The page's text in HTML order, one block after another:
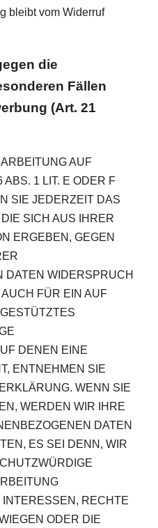
bleibt vom Widerruf
die
Fällen
(Art. 21
AUF
ABS. 1 LIT. E ODER F
SIE JEDERZEIT DAS
SICH AUS IHRER
ERGEBEN, GEGEN
DATEN WIDERSPRUCH
FÜR EIN AUF
DENEN EINE
ENTNEHMEN SIE
WENN SIE
WERDEN WIR IHRE
DATEN
ES SEI DENN, WIR
RECHTE
ODER DIE